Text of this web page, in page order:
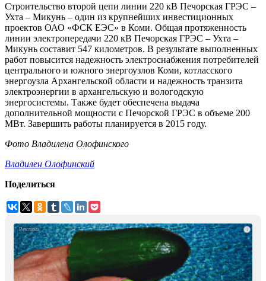
Строительство второй цепи линии 220 кВ Печорская ГРЭС –
Ухта – Микунь – один из крупнейших инвестиционных
проектов ОАО «ФСК ЕЭС» в Коми. Общая протяженность
линии электропередачи 220 кВ Печорская ГРЭС – Ухта –
Микунь составит 547 километров. В результате выполненных
работ повысится надежность электроснабжения потребителей
центрального и южного энергоузлов Коми, котласского
энергоузла Архангельской области и надежность транзита
электроэнергии в архангельскую и вологодскую
энергосистемы. Также будет обеспечена выдача
дополнительной мощности с Печорской ГРЭС в объеме 200
МВт. Завершить работы планируется в 2015 году.
Фото Владилена Олофинского
Владилен Олофинский
Поделиться
i